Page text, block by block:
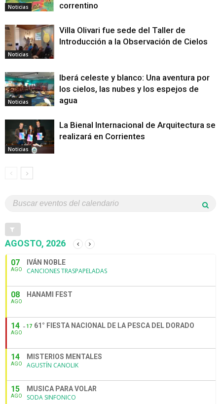
Noticias correntino
Noticias
Villa Olivari fue sede del Taller de
Introducción a la Observación de Cielos
Noticias
Iberá celeste y blanco: Una aventura por
los cielos, las nubes y los espejos de
agua
Noticias
La Bienal Internacional de Arquitectura se
realizará en Corrientes
AGOSTO, 2026
07
AGO
IVÁN NOBLE
CANCIONES TRASPAPELADAS
08
AGO
HANAMI FEST
14
AGO
17 61° FIESTA NACIONAL DE LA PESCA DEL DORADO
14
AGO
MISTERIOS MENTALES
AGUSTÍN CANOLIK
15
AGO
MUSICA PARA VOLAR
SODA SINFONICO